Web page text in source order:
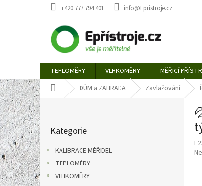
na
+420 777 794 401 info@Epristroje.cz
TEPLOMĚRY VLHKOMĚRY MĚŘICÍ
Domů DŮM a ZAHRADA Zavlažování
P
o
s
t
r
a
n
n
kategorie
Kategorie
KALIBRACE MĚŘIDEL
TEPLOMĚRY
VLHKOMĚRY